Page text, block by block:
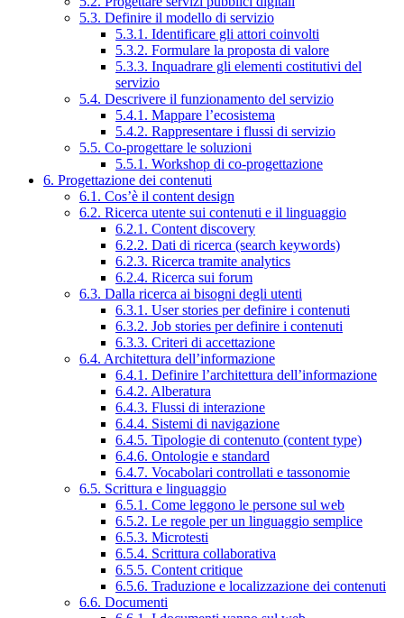
5.3. Definire il modello di servizio
5.3.1. Identificare gli attori coinvolti
5.3.2. Formulare la proposta di valore
5.3.3. Inquadrare gli elementi costitutivi del
servizio
5.4. Descrivere il funzionamento del servizio
5.4.1. Mappare l’ecosistema
5.4.2. Rappresentare i flussi di servizio
5.5. Co-progettare le soluzioni
5.5.1. Workshop di co-progettazione
6. Progettazione dei contenuti
6.1. Cos’è il content design
6.2. Ricerca utente sui contenuti e il linguaggio
6.2.1. Content discovery
6.2.2. Dati di ricerca (search keywords)
6.2.3. Ricerca tramite analytics
6.2.4. Ricerca sui forum
6.3. Dalla ricerca ai bisogni degli utenti
6.3.1. User stories per definire i contenuti
6.3.2. Job stories per definire i contenuti
6.3.3. Criteri di accettazione
6.4. Architettura dell’informazione
6.4.1. Definire l’architettura dell’informazione
6.4.2. Alberatura
6.4.3. Flussi di interazione
6.4.4. Sistemi di navigazione
6.4.5. Tipologie di contenuto (content type)
6.4.6. Ontologie e standard
6.4.7. Vocabolari controllati e tassonomie
6.5. Scrittura e linguaggio
6.5.1. Come leggono le persone sul web
6.5.2. Le regole per un linguaggio semplice
6.5.3. Microtesti
6.5.4. Scrittura collaborativa
6.5.5. Content critique
6.5.6. Traduzione e localizzazione dei contenuti
6.6. Documenti